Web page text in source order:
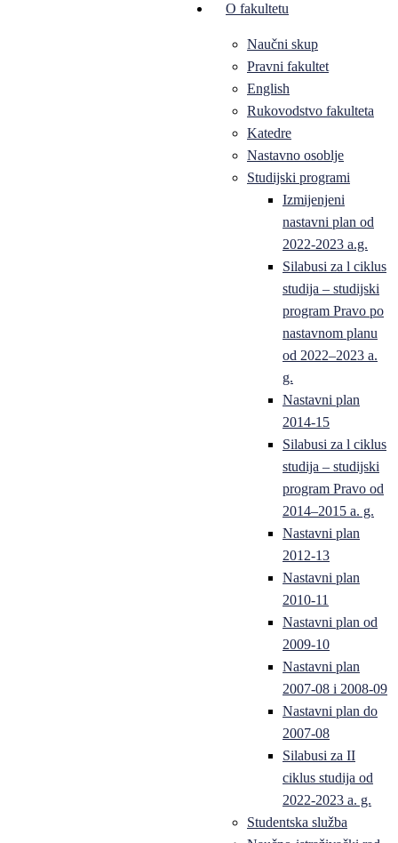
O fakultetu
Naučni skup
Pravni fakultet
English
Rukovodstvo fakulteta
Katedre
Nastavno osoblje
Studijski programi
Izmijenjeni
nastavni plan od
2022-2023 a.g.
Silabusi za l ciklus
studija – studijski
program Pravo po
nastavnom planu
od 2022–2023 a.
g.
Nastavni plan
2014-15
Silabusi za l ciklus
studija – studijski
program Pravo od
2014–2015 a. g.
Nastavni plan
2012-13
Nastavni plan
2010-11
Nastavni plan od
2009-10
Nastavni plan
2007-08 i 2008-09
Nastavni plan do
2007-08
Silabusi za II
ciklus studija od
2022-2023 a. g.
Studentska služba